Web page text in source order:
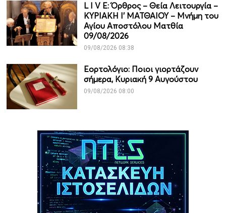
L I V E: Όρθρος – Θεία Λειτουργία –
ΚΥΡΙΑΚΗ Ι' ΜΑΤΘΑΙΟΥ – Μνήμη του
Αγίου Αποστόλου Ματθία
09/08/2026
09/08/2026 08:38
Εορτολόγιο: Ποιοι γιορτάζουν
σήμερα, Κυριακή 9 Αυγούστου
09/08/2026 08:00